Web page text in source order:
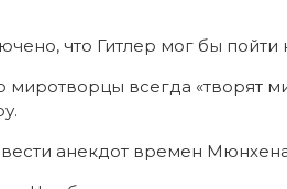
что Гитлер мог бы пойти
миротворцы всегда «творят
анекдот времен